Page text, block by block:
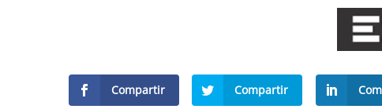
Compartir Compartir